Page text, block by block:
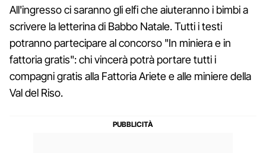
All'ingresso ci saranno gli elfi che aiuteranno i bimbi a
scrivere la letterina di Babbo Natale. Tutti i testi
potranno partecipare al concorso "In miniera e in
fattoria gratis": chi vincerà potrà portare tutti i
compagni gratis alla Fattoria Ariete e alle miniere della
Val del Riso.